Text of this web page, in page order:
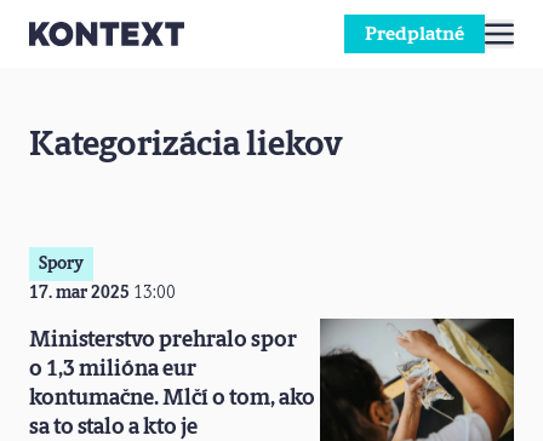
Predplatné
Kategorizácia liekov
Spory
17. mar 2025 13:00
Ministerstvo prehralo spor
o 1,3 milióna eur
kontumačne. Mlčí o tom, ako
sa to stalo a kto je